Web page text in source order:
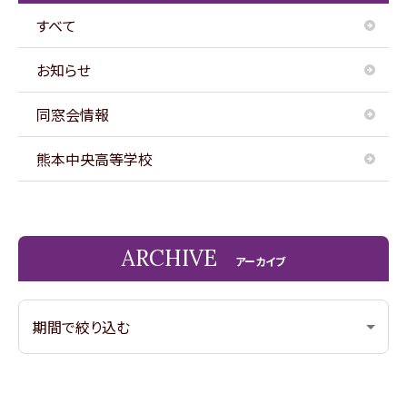
すべて
お知らせ
同窓会情報
熊本中央高等学校
ARCHIVE アーカイブ